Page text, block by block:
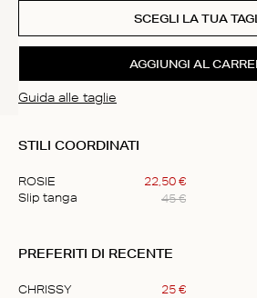
SCEGLI LA TUA
Guida alle taglie
AGGIUNGI AL
STILI COORDINATI
ROSIE
Slip tanga
22,50 €
45 €
of
PREFERITI DI RECENTE
CHRISSY 25 €